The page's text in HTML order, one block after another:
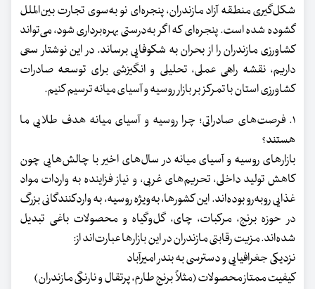
شکل‌گیری منطقه آزاد مازندران، پنجره‌ای نو به‌سوی تجارت بین‌الملل
گشوده شده است. پنجره‌ای که اگر به‌درستی بهره‌برداری شود، می‌تواند
کشاورزی مازندران را از بحران به شکوفایی برساند. در این نوشتار سعی
داریم، نقشه‌ راهی عملی، تحلیلی و انگیزشی برای توسعه صادرات
کشاورزی استان با تمرکز بر بازار روسیه و آسیای میانه ترسیم کنیم.
۱. فرصت‌های صادراتی؛ چرا روسیه و آسیای میانه هدف طلایی ما
هستند؟
بازارهای روسیه و آسیای میانه در سال‌های اخیر با چالش‌هایی چون
کاهش تولید داخلی، تحریم‌های غربی، و نیاز فزاینده به واردات مواد
غذایی روبه‌رو بوده‌اند. این کشورها، به‌ویژه روسیه، به واردکنندگانی بزرگ
در حوزه برنج، مرکبات، چای، گل‌وگیاه و محصولات باغی تبدیل
شده‌اند. مزیت رقابتی مازندران در این بازارها عبارت‌اند از:
نزدیکی جغرافیایی و دسترسی به بندر امیرآباد
کیفیت ممتاز محصولات (مثلاً برنج طارم، پرتقال و نارنگی مازندران)